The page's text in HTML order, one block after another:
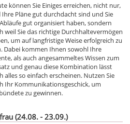
können Sie Einiges erreichen, nicht nur,
Ihre Pläne gut durchdacht sind und Sie
gut organisiert haben, sondern
weil Sie das richtige Durchhaltevermögen
um auf langfristige Weise erfolgreich zu
Dabei kommen Ihnen sowohl Ihre
als auch angesammeltes Wissen zum
und genau diese Kombination lässt
alles so einfach erscheinen. Nutzen Sie
Ihr Kommunikationsgeschick, um
zu gewinnen.
(24.08. - 23.09.)